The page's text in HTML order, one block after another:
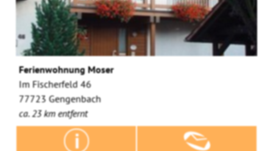
Ferienwohnung Moser
Im Fischerfeld 46
77723 Gengenbach
ca. 23 km entfernt